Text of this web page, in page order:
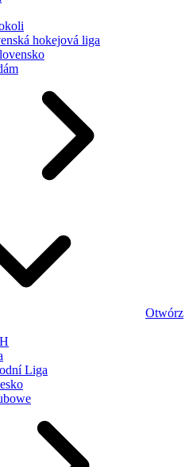
hokejová liga
Otwórz
Liga